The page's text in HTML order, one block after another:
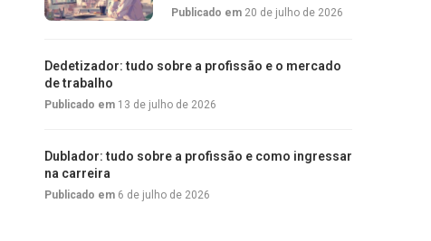
Publicado em 20 de julho de 2026
Dedetizador: tudo sobre a profissão e o mercado
de trabalho
Publicado em 13 de julho de 2026
Dublador: tudo sobre a profissão e como ingressar
na carreira
Publicado em 6 de julho de 2026